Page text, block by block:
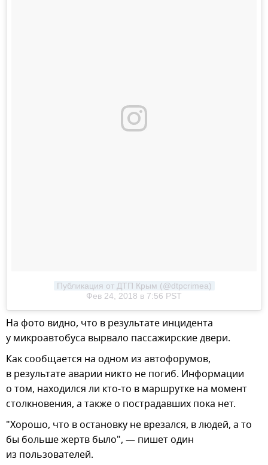
Публикация от ДТП Крым (@dtpcrimea)
Фев 24, 2018 в 7:56 PST
На фото видно, что в результате инцидента
у микроавтобуса вырвало пассажирские двери.
Как сообщается на одном из автофорумов,
в результате аварии никто не погиб. Информации
о том, находился ли кто-то в маршрутке на момент
столкновения, а также о пострадавших пока нет.
"Хорошо, что в остановку не врезался, в людей, а то
бы больше жертв было", — пишет один
из пользователей.